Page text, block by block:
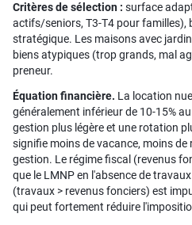
Critères de sélection : surface
actifs/seniors, T3-T4 pour familles),
stratégique. Les maisons avec
biens atypiques (trop grands, mal
preneur.
Équation financière. La location
généralement inférieur de 10-15%
gestion plus légère et une rotation
signifie moins de vacance, moins de
gestion. Le régime fiscal (revenus
que le LMNP en l'absence de
(travaux > revenus fonciers) est
qui peut fortement réduire